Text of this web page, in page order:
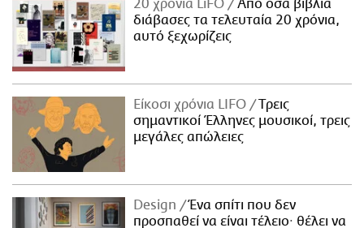
20 χρόνια LiFO
Από όσα βιβλία
διάβασες τα τελευταία 20 χρόνια,
αυτό ξεχωρίζεις
Είκοσι χρόνια LIFO
Tρεις
σημαντικοί Έλληνες μουσικοί, τρεις
μεγάλες απώλειες
Design
Ένα σπίτι που δεν
προσπαθεί να είναι τέλειο· θέλει να